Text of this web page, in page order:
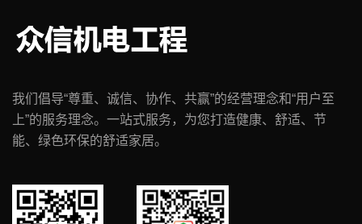
我们倡导“尊重、诚信、协作、共赢”的经营理念和“用户至
上”的服务理念。一站式服务，为您打造健康、舒适、节
能、绿色环保的舒适家居。